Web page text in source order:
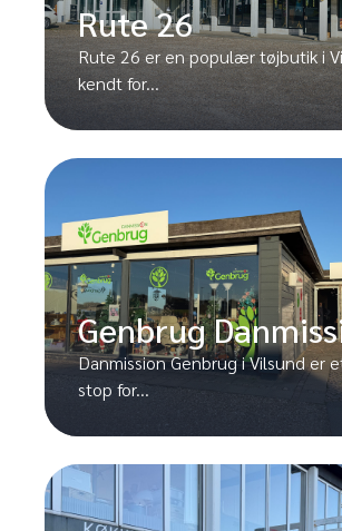
Rute 26
Rute 26 er en populær tøjbutik i
kendt for...
Genbrug
Danmission Genbrug i Vilsund er
stop for...